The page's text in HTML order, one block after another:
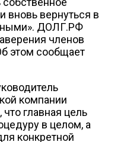
вновь вернуться в
ДОЛГ.РФ
членов
этом сообщает
компании
что главная цель
в целом, а
конкретной